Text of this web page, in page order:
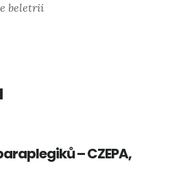
beletrii
– CZEPA,